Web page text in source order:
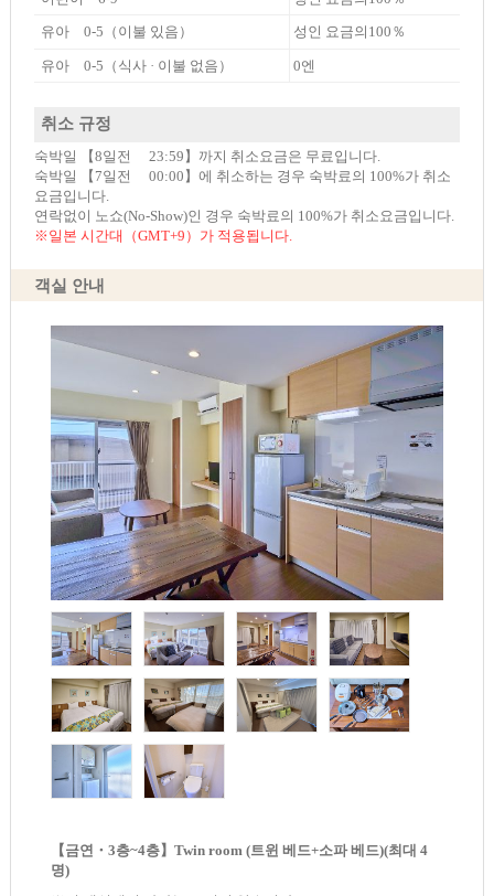
유아 0-5（이불 있음） 성인 요금의100％
유아 0-5（식사 · 이불 없음） 0엔
취소 규정
숙박일 【8일전 23:59】까지 취소요금은 무료입니다.
숙박일 【7일전 00:00】에 취소하는 경우 숙박료의 100%가 취소
요금입니다.
연락없이 노쇼(No-Show)인 경우 숙박료의 100%가 취소요금입니다.
※일본 시간대（GMT+9）가 적용됩니다.
객실 안내
【금연・3층~4층】Twin room (트윈 베드+소파 베드)(최대 4
명)